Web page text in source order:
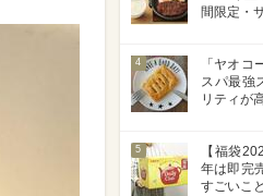
間限定・
4
「ヤオコ
スパ最強
リティが
5
【福袋
年は即完
すごいこ